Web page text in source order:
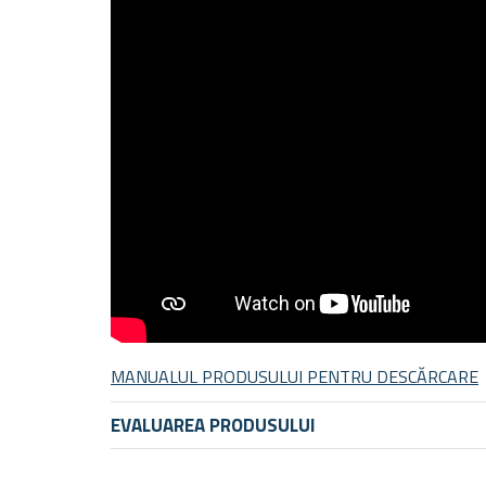
MANUALUL PRODUSULUI PENTRU DESCĂRCARE
EVALUAREA PRODUSULUI